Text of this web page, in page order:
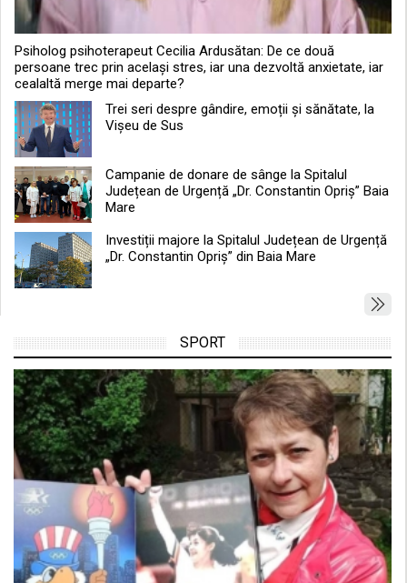
Psiholog psihoterapeut Cecilia Ardusătan: De ce două
persoane trec prin același stres, iar una dezvoltă anxietate, iar
cealaltă merge mai departe?
Trei seri despre gândire, emoții și sănătate, la
Vișeu de Sus
Campanie de donare de sânge la Spitalul
Județean de Urgență „Dr. Constantin Opriș” Baia
Mare
Investiții majore la Spitalul Județean de Urgență
„Dr. Constantin Opriș” din Baia Mare
SPORT